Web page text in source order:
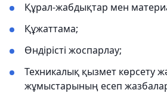
Құрал-жабдықтар мен
Құжаттама;
Өндірісті жоспарлау;
Техникалық қызмет көрсету
жұмыстарының есеп